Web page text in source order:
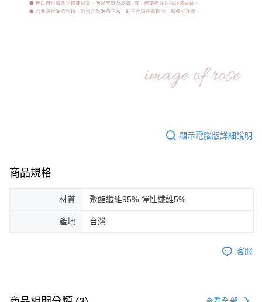
顯示電腦版詳細說明
商品規格
材質 聚酯纖維95% 彈性纖維5%
產地 台灣
客服